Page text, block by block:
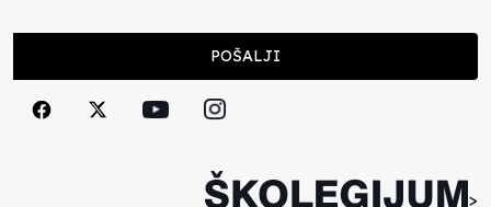
Cuke i djeca
POŠALJI
>